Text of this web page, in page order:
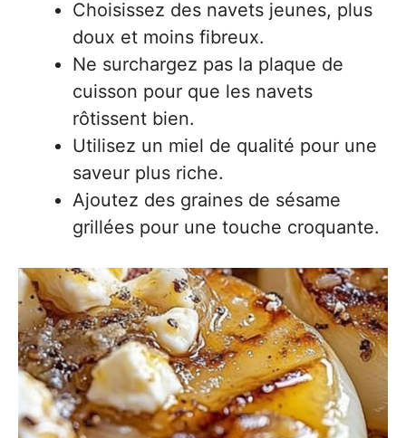
Choisissez des navets jeunes, plus
doux et moins fibreux.
Ne surchargez pas la plaque de
cuisson pour que les navets
rôtissent bien.
Utilisez un miel de qualité pour une
saveur plus riche.
Ajoutez des graines de sésame
grillées pour une touche croquante.